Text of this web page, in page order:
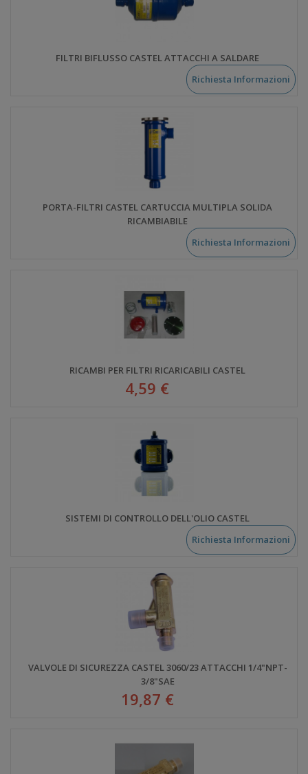
FILTRI BIFLUSSO CASTEL ATTACCHI A SALDARE
Richiesta Informazioni
PORTA-FILTRI CASTEL CARTUCCIA MULTIPLA SOLIDA
RICAMBIABILE
Richiesta Informazioni
RICAMBI PER FILTRI RICARICABILI CASTEL
4,59 €
SISTEMI DI CONTROLLO DELL'OLIO CASTEL
Richiesta Informazioni
VALVOLE DI SICUREZZA CASTEL 3060/23 ATTACCHI 1/4"NPT-
3/8"SAE
19,87 €